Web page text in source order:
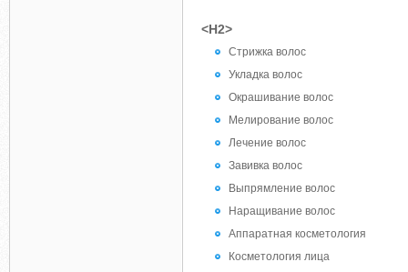
<H2>
Стрижка волос
Укладка волос
Окрашивание волос
Мелирование волос
Лечение волос
Завивка волос
Выпрямление волос
Наращивание волос
Аппаратная косметология
Косметология лица